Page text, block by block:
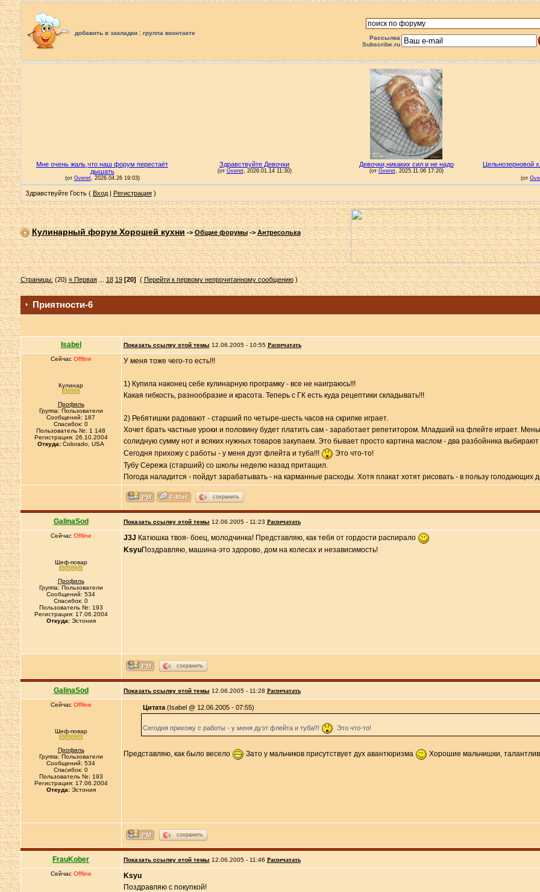
добавить в закладки: группа вконтакте
Рассылка
Subscribe.ru
Здравствуйте Гость ( Вход| Регистрация)
Кулинарный форум Хорошей кухни->Общие форумы-> Антресолька
Страницы:(20)« Первая...18 19 [20](Перейти к первому непрочитанному сообщению)
Приятности-6
Isabel Показать ссылку этой темы 12.06.2005 - 10:55 Распечатать
Сейчас Offline
Кулинар
Профиль
Группа: Пользователи
Сообщений: 187
Спасибок: 0
Пользователь №: 1 148
Регистрация: 26.10.2004
Откуда: Colorado, USA
У меня тоже чего-то есть!!!
1) Купила наконец себе кулинарную програмку - все не наиграюсь!!!
Какая гибкость, разнообразие и красота. Теперь с ГК есть куда рецептики складывать!!!
2) Ребятишки радовают - старший по четыре-шесть часов на скрипке играет.
Хочет брать частные уроки и половину будет платить сам - заработает репетитором. Младший на флейте играет.
солидную сумму нот и всяких нужных товаров закупаем. Это бывает просто картина маслом - два разбойника
Сегодня прихожу с работы - у меня дуэт флейта и туба!!!
Это что-то!
Тубу Сережа (старший) со школы неделю назад притащил.
Погода наладится - пойдут зарабатывать - на карманные расходы. Хотя плакат хотят рисовать - в пользу голодающих
сохранить
GalinaSod Показать ссылку этой темы 12.06.2005 - 11:23 Распечатать
Сейчас Offline
Шеф-повар
Профиль
Группа: Пользователи
Сообщений: 534
Спасибок: 0
Пользователь №: 193
Регистрация: 17.06.2004
Откуда:Эстония
J3J Катюшка твоя- боец, молодчинка! Представляю, как тебя от гордости распирало
KsyuПоздравляю, машина-это здорово, дом на колесах и независимость!
сохранить
GalinaSod Показать ссылку этой темы 12.06.2005 - 11:28 Распечатать
Сейчас Offline
Шеф-повар
Профиль
Группа: Пользователи
Сообщений: 534
Спасибок: 0
Пользователь №: 193
Регистрация: 17.06.2004
Откуда:Эстония
Цитата(Isabel @ 12.06.2005 - 07:55)
Сегодня прихожу с работы - у меня дуэт флейта и туба!!! Это что-то!
Представляю, как было весело Зато у мальчиков присутствует дух авантюризма Хорошие мальчишки,
сохранить
FrauKober Показать ссылку этой темы 12.06.2005 - 11:46 Распечатать
Сейчас Offline
Ksyu
Поздравляю с покупкой!